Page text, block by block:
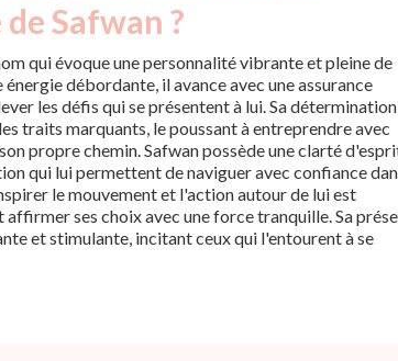
Safwan ?
qui évoque une personnalité vibrante et pleine de
débordante, il avance avec une assurance
les défis qui se présentent à lui. Sa
traits marquants, le poussant à entreprendre avec
propre chemin. Safwan possède une clarté
qui lui permettent de naviguer avec confiance
le mouvement et l'action autour de lui est
affirmer ses choix avec une force tranquille. Sa
et stimulante, incitant ceux qui l'entourent à se